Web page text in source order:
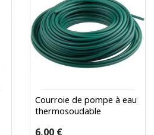
Courroie de pompe à eau
thermosoudable
6,00 €